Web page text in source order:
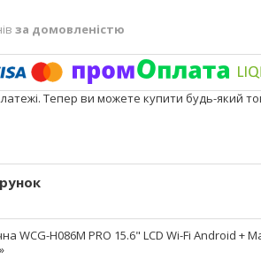
за домовленістю
Тепер ви можете купити будь-який
WCG-H086M PRO 15.6" LСD Wi-Fi Android +